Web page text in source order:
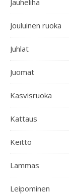
Jauheliha
Jouluinen ruoka
Juhlat
Juomat
Kasvisruoka
Kattaus
Keitto
Lammas
Leipominen